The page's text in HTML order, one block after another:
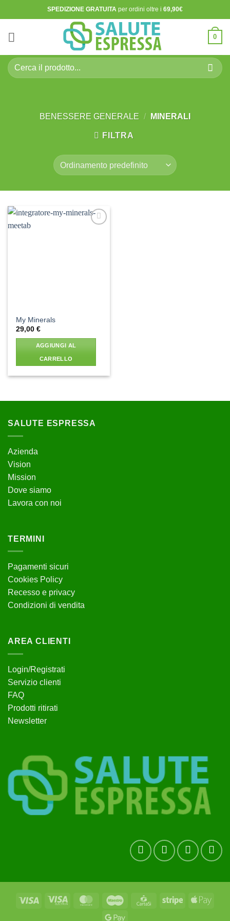
ai
contenuti
SPEDIZIONE GRATUITA per ordini oltre i 69,90€
0
Cerca:
BENESSERE GENERALE / MINERALI
FILTRA
My Minerals
29,00€
AGGIUNGI AL
CARRELLO
SALUTE ESPRESSA
Azienda
Vision
Mission
Dove siamo
Lavora con noi
TERMINI
Pagamenti sicuri
Cookies Policy
Recesso e privacy
Condizioni di vendita
AREA CLIENTI
Login/Registrati
Servizio clienti
FAQ
Prodotti ritirati
Newsletter
Visa
Visa
MasterCardMaestro CartaSi Stripe
Apple
Google